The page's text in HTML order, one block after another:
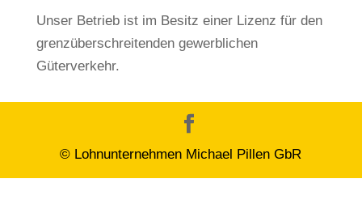
Unser Betrieb ist im Besitz einer Lizenz für den
grenzüber­­schreitenden gewerblichen
Güterverkehr.
© Lohnunternehmen Michael Pillen GbR